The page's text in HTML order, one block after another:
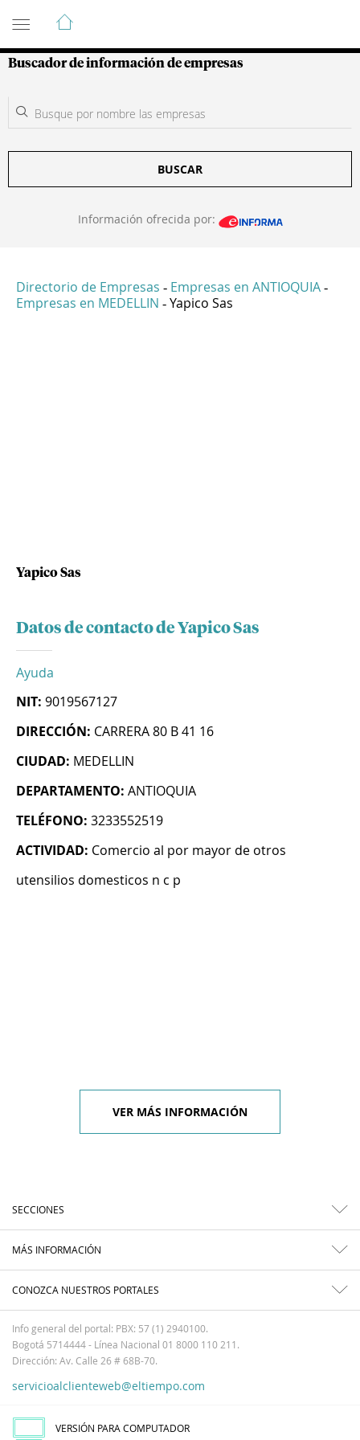
Guía de Empresas Colombianas
Buscador de información de empresas
BUSCAR
Información ofrecida por:
Directorio de Empresas - Empresas en ANTIOQUIA -
Empresas en MEDELLIN - Yapico Sas
Yapico Sas
Datos de contacto de Yapico Sas
Ayuda
NIT: 9019567127
DIRECCIÓN: CARRERA 80 B 41 16
CIUDAD: MEDELLIN
DEPARTAMENTO: ANTIOQUIA
TELÉFONO: 3233552519
ACTIVIDAD: Comercio al por mayor de otros
utensilios domesticos n c p
VER MÁS INFORMACIÓN
SECCIONES
MÁS INFORMACIÓN
CONOZCA NUESTROS PORTALES
Info general del portal: PBX: 57 (1) 2940100.
Bogotá 5714444 - Línea Nacional 01 8000 110 211.
Dirección: Av. Calle 26 # 68B-70.
servicioalclienteweb@eltiempo.com
VERSIÓN PARA COMPUTADOR